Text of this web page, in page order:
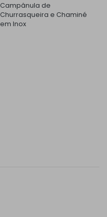
Campânula de
Churrasqueira e Chaminé
em Inox